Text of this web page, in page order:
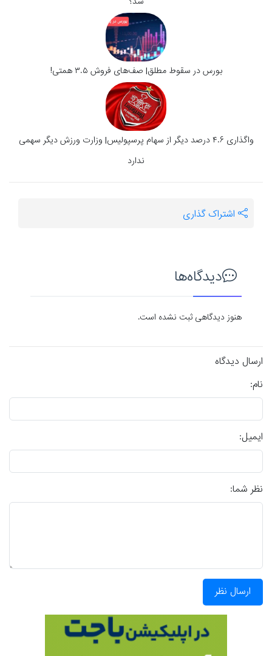
بورس در سقوط مطلق| صف‌های فروش ۳.۵ همتی!
واگذاری ۴.۶ درصد دیگر از سهام پرسپولیس| وزارت ورزش دیگر سهمی
ندارد
اشتراک گذاری
دیدگاه‌ها
هنوز دیدگاهی ثبت نشده است.
ارسال دیدگاه
نام:
ایمیل:
نظر شما:
ارسال نظر